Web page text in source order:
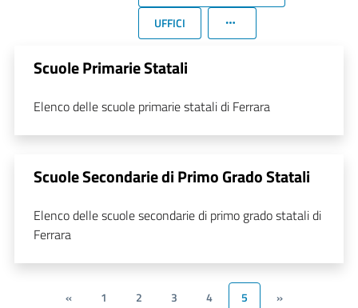
UFFICI
Scuole Primarie Statali
Elenco delle scuole primarie statali di Ferrara
Scuole Secondarie di Primo Grado Statali
Elenco delle scuole secondarie di primo grado statali di
Ferrara
« 1 2 3 4 5 »